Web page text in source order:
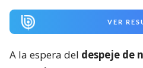
VER
A la espera del despeje de